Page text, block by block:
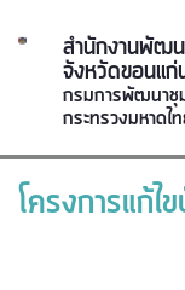
สำนักงานพัฒ
จังหวัดขอนแก่
กรมการพัฒนาชุ
กระทรวงมหาดไ
โครงการแก้